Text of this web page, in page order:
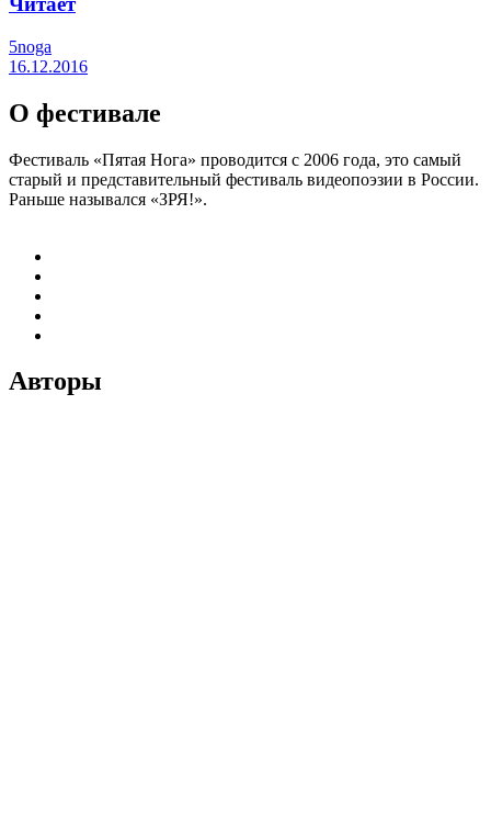
5noga
16.12.2016
О фестивале
Фестиваль «Пятая Нога» проводится с 2006 года, это самый
старый и представительный фестиваль видеопоэзии в России.
Раньше назывался «ЗРЯ!».
Авторы